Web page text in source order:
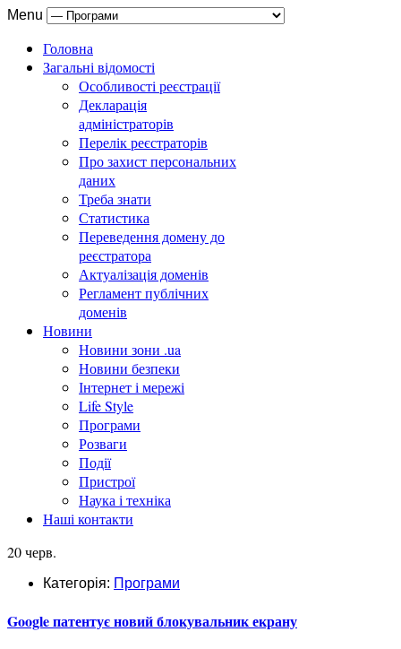
Menu
Головна
Загальні відомості
Особливості реєстрації
Декларація
адміністраторів
Перелік реєстраторів
Про захист персональних
даних
Треба знати
Статистика
Переведення домену до
реєстратора
Актуалізація доменів
Регламент публічних
доменів
Новини
Новини зони .ua
Новини безпеки
Інтернет і мережі
Life Style
Програми
Розваги
Події
Пристрої
Наука і техніка
Наші контакти
20 черв.
Категорія: Програми
Google патентує новий блокувальник екрану